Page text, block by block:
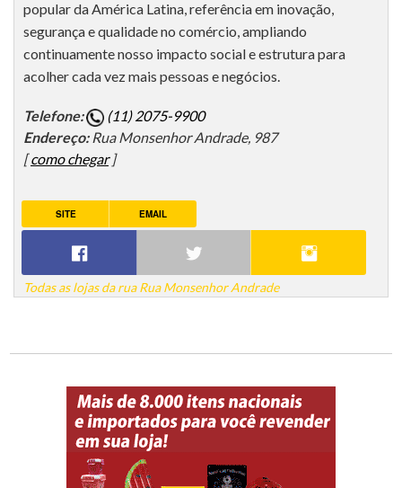
popular da América Latina, referência em inovação,
segurança e qualidade no comércio, ampliando
continuamente nosso impacto social e estrutura para
acolher cada vez mais pessoas e negócios.
Telefone:
(11) 2075-9900
Endereço: Rua Monsenhor Andrade, 987
[como chegar]
SITE EMAIL
Todas as lojas da rua Rua Monsenhor Andrade